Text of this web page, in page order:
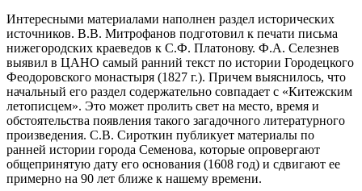
Интересными материалами наполнен раздел исторических
источников. В.В. Митрофанов подготовил к печати письма
нижегородских краеведов к С.Ф. Платонову. Ф.А. Селезнев
выявил в ЦАНО самый ранний текст по истории Городецкого
Феодоровского монастыря (1827 г.). Причем выяснилось, что
начальный его раздел содержательно совпадает с «Китежским
летописцем». Это может пролить свет на место, время и
обстоятельства появления такого загадочного литературного
произведения. С.В. Сироткин публикует материалы по
ранней истории города Семенова, которые опровергают
общепринятую дату его основания (1608 год) и сдвигают ее
примерно на 90 лет ближе к нашему времени.